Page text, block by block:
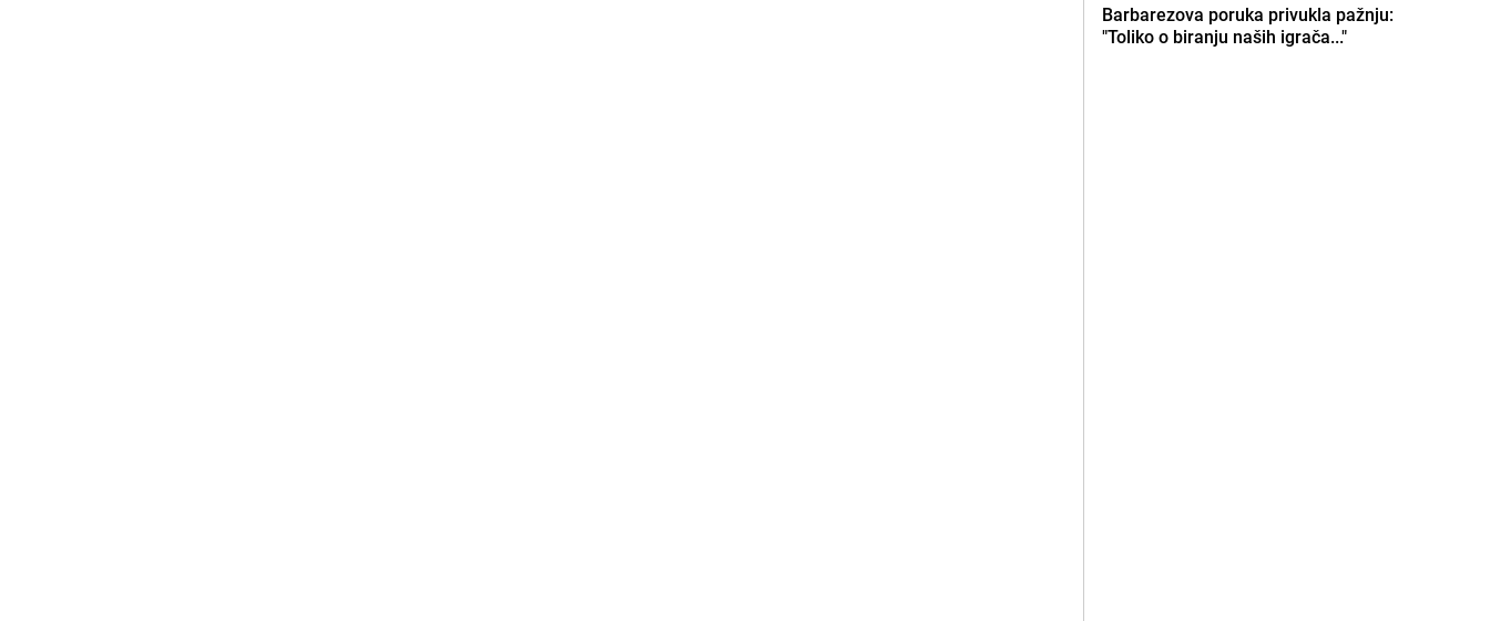
Barbarezova poruka privukla pažnju:
"Toliko o biranju naših igrača..."